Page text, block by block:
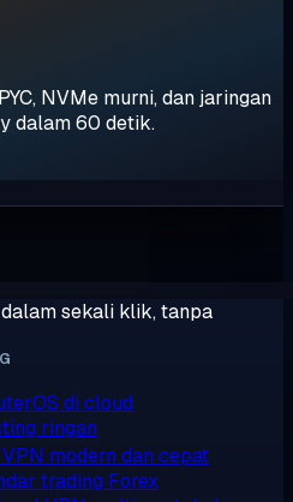
NVMe murni, dan jaringan
dalam 60 detik.
sekali klik, tanpa
di cloud
ringan
modern dan cepat
trading Forex